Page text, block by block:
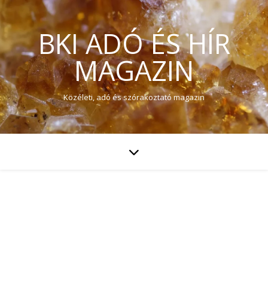
BKI ADÓ ÉS HÍR
MAGAZIN
Közéleti, adó és szórakoztató magazin